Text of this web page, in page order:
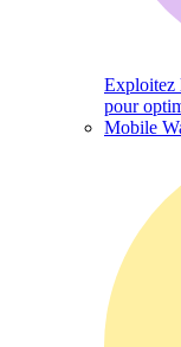
Exploitez
pour
Mobile